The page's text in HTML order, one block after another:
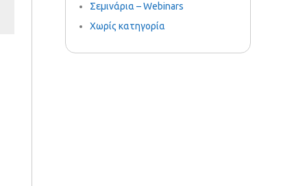
Σεμινάρια – Webinars
Χωρίς κατηγορία